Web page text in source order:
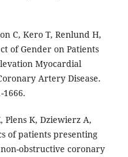
C, Kero T, Renlund H,
of Gender on Patients
Myocardial
Artery Disease.
1666.
Plens K, Dziewierz A,
of patients presenting
obstructive coronary